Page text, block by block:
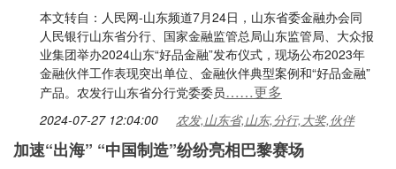
本文转自：人民网-山东频道7月24日，山东省委金融办会同
人民银行山东省分行、国家金融监管总局山东监管局、大众报
业集团举办2024山东“好品金融”发布仪式，现场公布2023年
金融伙伴工作表现突出单位、金融伙伴典型案例和“好品金融”
产品。农发行山东省分行党委委员……更多
2024-07-27 12:04:00 农发,山东省,山东,分行,大奖,伙伴
加速“出海” “中国制造”纷纷亮相巴黎赛场